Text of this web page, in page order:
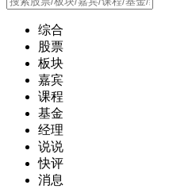
综合
股票
板块
嘉宾
课程
基金
经理
说说
快评
消息